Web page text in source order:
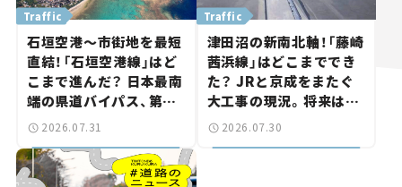
Traffic
石垣空港～市街地を最短
直結！「石垣空港線」はど
こまで進んだ？ 日本最南
端の県道バイパス、第2
工区も延伸開通 【いま気
2026.07.31
Traffic
津田沼の新南北軸！「藤崎
茜浜線」はどこまででき
た？ JRと京成をまたぐ
大工事の現況。将来は
「習志野～鎌ケ谷」を最短
2026.07.30